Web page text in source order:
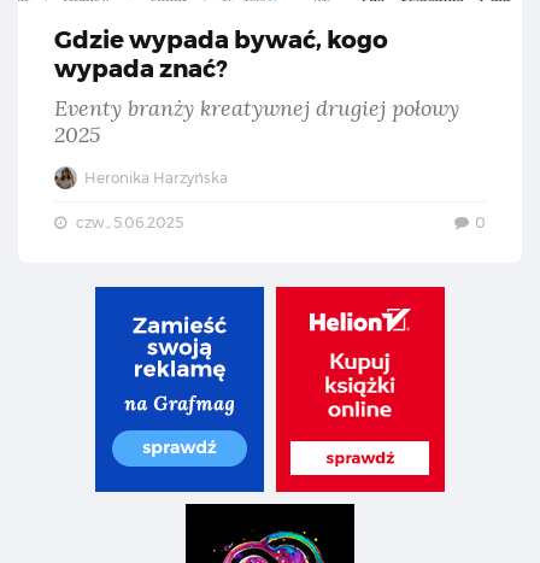
Gdzie wypada bywać, kogo
wypada znać?
Eventy branży kreatywnej drugiej połowy
2025
Heronika Harzyńska
czw., 5.06.2025 0